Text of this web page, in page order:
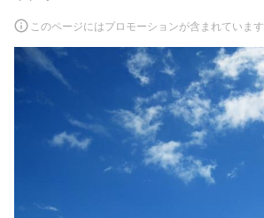
このページにはプロモーションが含まれています